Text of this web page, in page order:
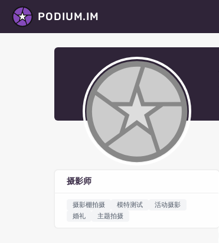
PODIUM.IM
摄影师
摄影棚拍摄 模特测试
活动摄影
婚礼
主题拍摄